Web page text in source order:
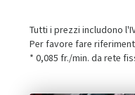
Tutti i prezzi includono
Per favore fare
* 0,085 fr./min. da rete